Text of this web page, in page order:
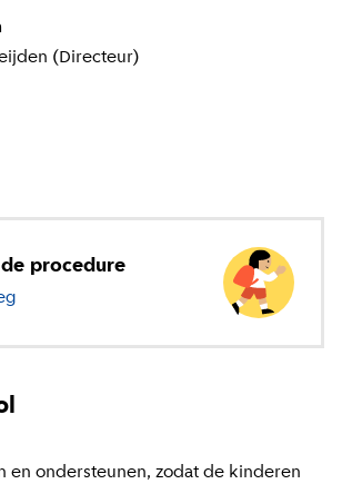
(Directeur)
informatie
procedure
en ondersteunen, zodat de kinderen